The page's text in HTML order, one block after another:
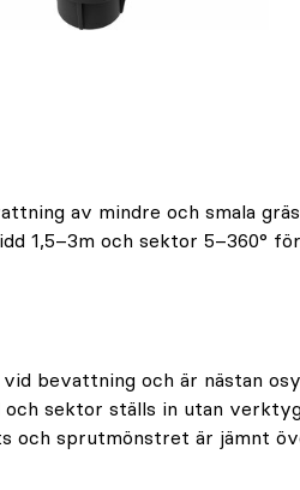
av mindre och smala
1,5–3m och sektor 5–360°
bevattning och är nästan
sektor ställs in utan
och sprutmönstret är jämnt